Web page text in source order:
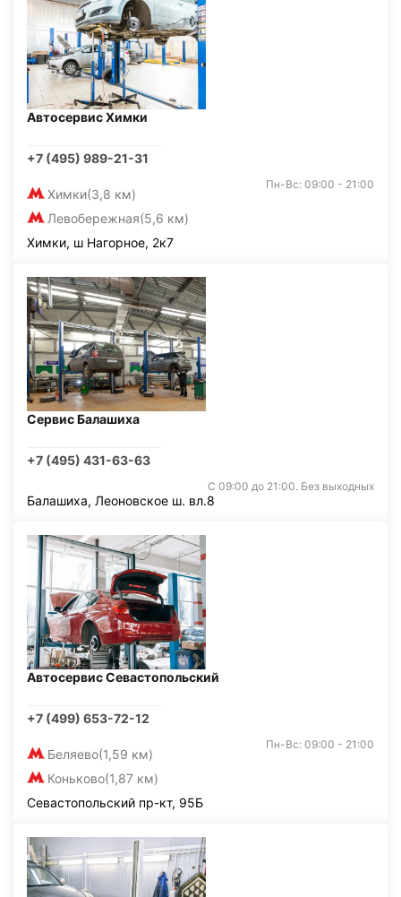
Автосервис Химки
+7 (495) 989-21-31
Химки(3,8 км)
Левобережная(5,6 км)
Пн-Вс: 09:00 - 21:00
Химки, ш Нагорное, 2к7
Сервис Балашиха
+7 (495) 431-63-63
С 09:00 до 21:00. Без выходных
Балашиха, Леоновское ш. вл.8
Автосервис Севастопольский
+7 (499) 653-72-12
Беляево(1,59 км)
Коньково(1,87 км)
Пн-Вс: 09:00 - 21:00
Севастопольский пр-кт, 95Б